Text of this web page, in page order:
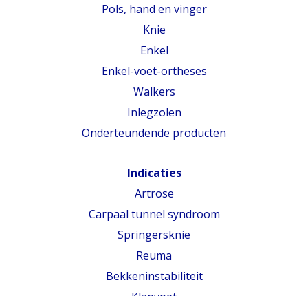
Pols, hand en vinger
Knie
Enkel
Enkel-voet-ortheses
Walkers
Inlegzolen
Onderteundende producten
Indicaties
Artrose
Carpaal tunnel syndroom
Springersknie
Reuma
Bekkeninstabiliteit